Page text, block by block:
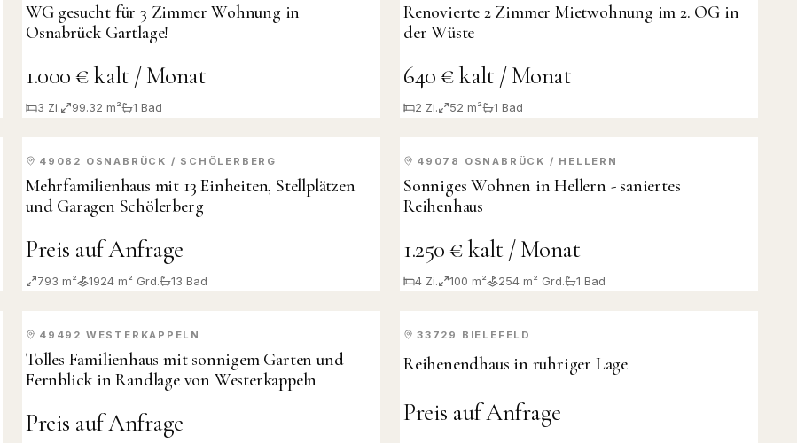
WG gesucht für 3 Zimmer Wohnung in
Osnabrück Gartlage!
1.000 € kalt / Monat
3 Zi. 99.32 m² 1 Bad
Renovierte 2 Zimmer Mietwohnung im 2. OG in
der Wüste
640 € kalt / Monat
2 Zi. 52 m² 1 Bad
VERKAUFT
49082 OSNABRÜCK / SCHÖLERBERG
Mehrfamilienhaus mit 13 Einheiten, Stellplätzen
und Garagen Schölerberg
Preis auf Anfrage
793 m² 1924 m² Grd. 13 Bad
VERMIETET
49078 OSNABRÜCK / HELLERN
Sonniges Wohnen in Hellern - saniertes
Reihenhaus
1.250 € kalt / Monat
4 Zi. 100 m² 254 m² Grd. 1 Bad
VERKAUFT
49492 WESTERKAPPELN
Tolles Familienhaus mit sonnigem Garten und
Fernblick in Randlage von Westerkappeln
Preis auf Anfrage
VERKAUFT
33729 BIELEFELD
Reihenendhaus in ruhriger Lage
Preis auf Anfrage